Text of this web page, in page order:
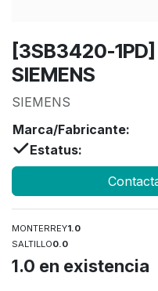
[3SB3420-
SIEMENS
SIEMENS
Marca/Fabricante:
Estatus:
MONTERREY1.0
SALTILLO0.0
1.0 en existencia